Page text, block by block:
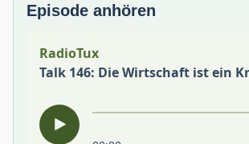
Episode anhören